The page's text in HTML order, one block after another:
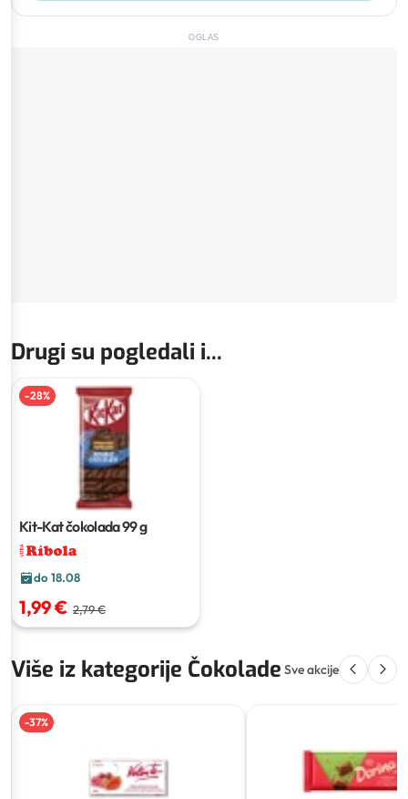
OGLAS
Drugi su pogledali i...
-28%
Kit-Kat čokolada99 g
do 18.08
1,99 € 2,79 €
Više iz kategorije Čokolade Sve akcije
-37%